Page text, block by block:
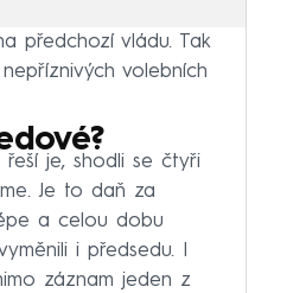
předchozí vládu. Tak
volebních
je, shodli se čtyři
Je to daň za
a celou dobu
i předsedu. I
záznam jeden z